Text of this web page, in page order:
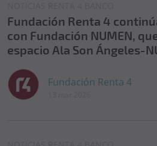
Fundación Renta 4
con Fundación NUMEN,
espacio Ala Son Ángeles-
Fundación Renta 4